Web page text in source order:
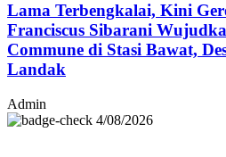
Lama Terbengkalai, Kini
Franciscus Sibarani
Commune di Stasi Bawat,
Landak
Admin
4/08/2026